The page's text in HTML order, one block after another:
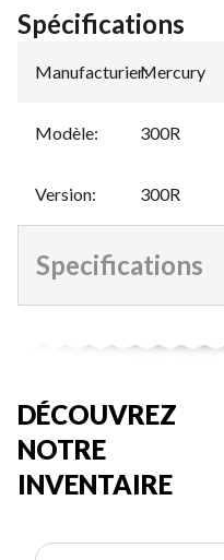
Spécifications
Manufacturier:
Mercury
Modèle: 300R
Version: 300R
Specifications
DÉCOUVREZ
NOTRE
INVENTAIRE